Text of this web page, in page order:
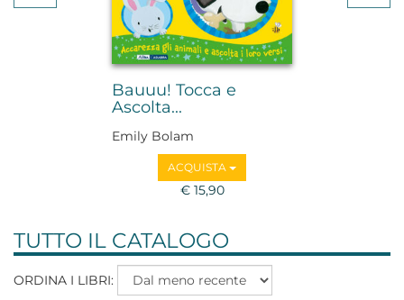
Bauuu! Tocca e
Ascolta...
Emily Bolam
ACQUISTA
€ 15,90
TUTTO IL CATALOGO
ORDINA I LIBRI: